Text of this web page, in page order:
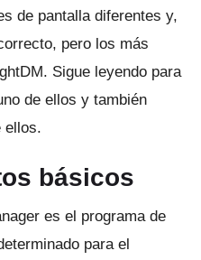
de pantalla diferentes y,
pero los más
Sigue leyendo para
de ellos y también
ellos.
básicos
es el programa de
para el